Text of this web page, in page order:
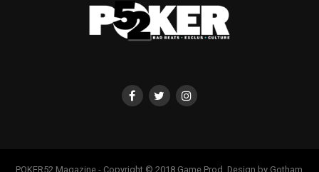
POKER52 Magazine - Copyright © 2018 Game Prod. Design by Gotham